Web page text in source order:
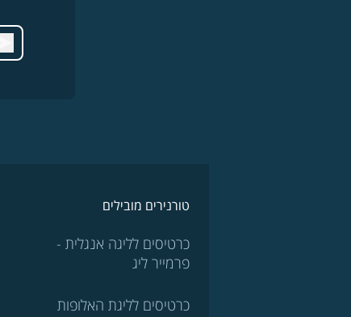
טורנירים מובילים
כרטיסים לליגה אנגלית -
פרמייר ליג
כרטיסים לליגת האלופות